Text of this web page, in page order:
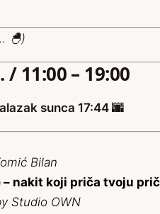
🐣)
/ 11:00 – 19:00
sunca 17:44 🌆
Bilan
nakit koji priča tvoju
Studio OWN